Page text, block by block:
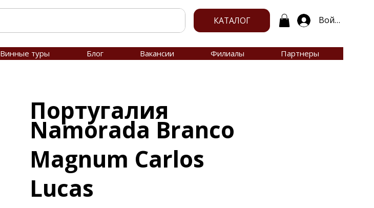
КАТАЛОГ Войти
Namorada Branco
Magnum Carlos
Lucas
Португалия
Винные туры Блог Вакансии Филиалы Партнеры